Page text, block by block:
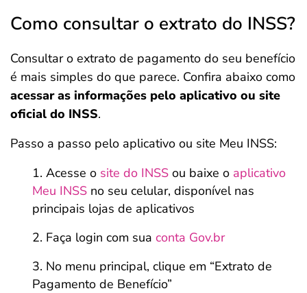
Como consultar o extrato do INSS?
Consultar o extrato de pagamento do seu benefício
é mais simples do que parece. Confira abaixo como
acessar as informações pelo aplicativo ou site
oficial do INSS.
Passo a passo pelo aplicativo ou site Meu INSS:
Acesse o site do INSS ou baixe o aplicativo
Meu INSS no seu celular, disponível nas
principais lojas de aplicativos
Faça login com sua conta Gov.br
No menu principal, clique em “Extrato de
Pagamento de Benefício”